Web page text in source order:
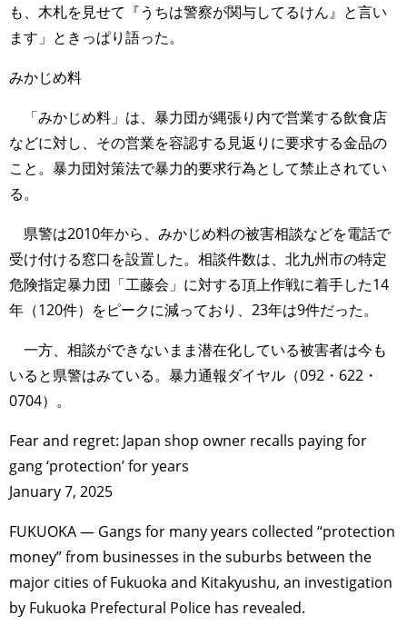
も、木札を見せて『うちは警察が関与してるけん』と言い
ます」ときっぱり語った。
みかじめ料
「みかじめ料」は、暴力団が縄張り内で営業する飲食店
などに対し、その営業を容認する見返りに要求する金品の
こと。暴力団対策法で暴力的要求行為として禁止されてい
る。
県警は2010年から、みかじめ料の被害相談などを電話で
受け付ける窓口を設置した。相談件数は、北九州市の特定
危険指定暴力団「工藤会」に対する頂上作戦に着手した14
年（120件）をピークに減っており、23年は9件だった。
一方、相談ができないまま潜在化している被害者は今も
いると県警はみている。暴力通報ダイヤル（092・622・
0704）。
Fear and regret: Japan shop owner recalls paying for
gang ‘protection’ for years
January 7, 2025
FUKUOKA — Gangs for many years collected “protection
money” from businesses in the suburbs between the
major cities of Fukuoka and Kitakyushu, an investigation
by Fukuoka Prefectural Police has revealed.